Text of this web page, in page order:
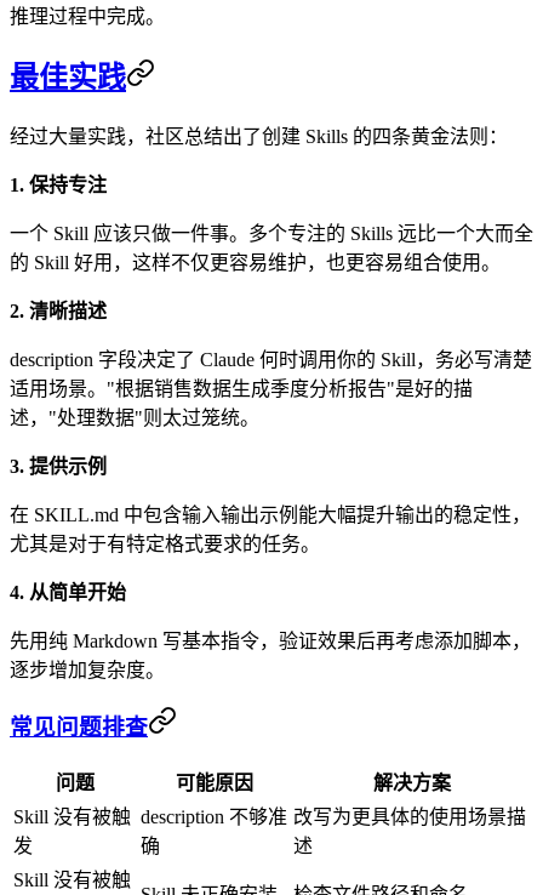
推理过程中完成。
最佳实践
经过大量实践，社区总结出了创建 Skills 的四条黄金法则：
1. 保持专注
一个 Skill 应该只做一件事。多个专注的 Skills 远比一个大而全
的 Skill 好用，这样不仅更容易维护，也更容易组合使用。
2. 清晰描述
description 字段决定了 Claude 何时调用你的 Skill，务必写清楚
适用场景。"根据销售数据生成季度分析报告"是好的描
述，"处理数据"则太过笼统。
3. 提供示例
在 SKILL.md 中包含输入输出示例能大幅提升输出的稳定性，
尤其是对于有特定格式要求的任务。
4. 从简单开始
先用纯 Markdown 写基本指令，验证效果后再考虑添加脚本，
逐步增加复杂度。
常见问题排查
问题 可能原因
解决方案
Skill 没有被触
发
description 不够准
确
改写为更具体的使用场景描
述
Skill 没有被触